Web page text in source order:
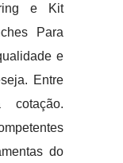
e Kit
Para
e
Entre
do